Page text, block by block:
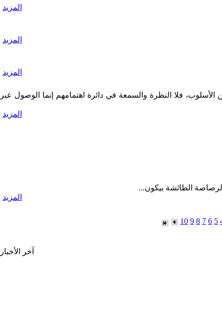
المزيد
المزيد
المزيد
فلا النظرة والسمعة في دائرة اهتمامهم إنما الوصول عبر
المزيد
الرصاصة الطائشة بيكون...
المزيد
5
6
7
8
9
10
آخر الأخبار